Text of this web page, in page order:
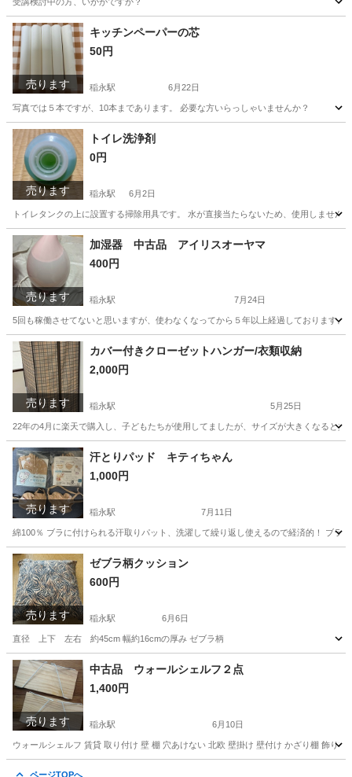
愛知 名古屋市 稲永駅 その他 無料
売ります
キッチンペーパーの芯
50円
稲永駅 6月22日
写真では５本ですが、10本まであります。 必要な方いらっしゃいませんか？
愛知 名古屋市 稲永駅 その他
売ります
トイレ洗浄剤
0円
稲永駅 6月2日
トイレタンクの上に設置する掃除用具です。 水が直接当たらないため、使用しませ
愛知 名古屋市 稲永駅 掃除用具
売ります
加湿器 中古品 アイリスオーヤマ
400円
稲永駅 7月24日
5回も稼働させてないと思いますが、使わなくなってから５年以上経過しております
愛知 名古屋市 稲永駅 季節、空調家電
売ります
カバー付きクローゼットハンガー/衣類収納
2,000円
稲永駅 5月25日
22年の4月に楽天で購入し、子どもたちが使用してましたが、サイズが大きくなると
愛知 名古屋市 稲永駅 収納家具
売ります
汗とりパッド キティちゃん
1,000円
稲永駅 7月11日
綿100％ ブラに付けられる汗取りパット、洗濯して繰り返し使えるので経済的！ ブラ
愛知 名古屋市 稲永駅
売ります
ゼブラ柄クッション
600円
稲永駅 6月6日
直径 上下 左右 約45cm 幅約16cmの厚み ゼブラ柄
愛知 名古屋市 稲永駅 ファブリック、カバー
売ります
中古品 ウォールシェルフ２点
1,400円
稲永駅 6月10日
ウォールシェルフ 賃貸 取り付け 壁 棚 穴あけない 北欧 壁掛け 壁付け かざり棚 飾り
ページTOPへ